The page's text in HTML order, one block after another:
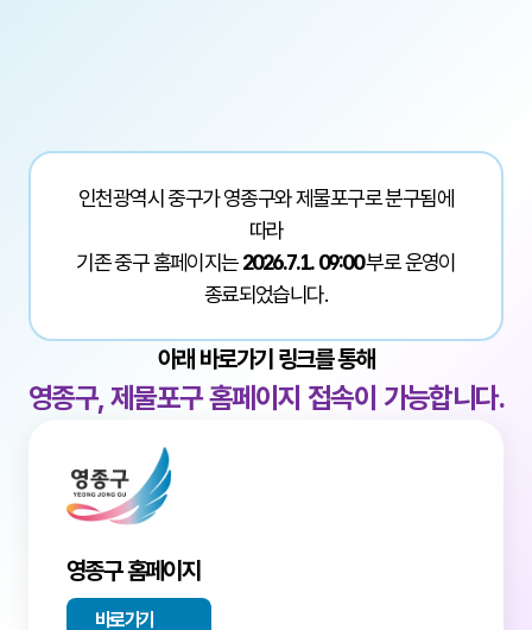
인천광역시 중구가 영종구와 제물포구로 분구됨에
따라
기존 중구 홈페이지는2026.7.1. 09:00부로 운영이
종료되었습니다.
아래 바로가기 링크를 통해
영종구, 제물포구 홈페이지 접속이 가능합니다.
영종구 홈페이지
바로가기